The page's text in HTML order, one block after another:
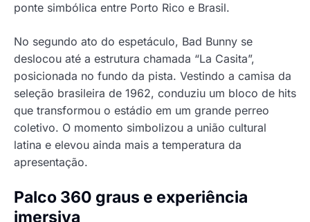
ponte simbólica entre Porto Rico e Brasil.
No segundo ato do espetáculo, Bad Bunny se
deslocou até a estrutura chamada “La Casita”,
posicionada no fundo da pista. Vestindo a camisa da
seleção brasileira de 1962, conduziu um bloco de hits
que transformou o estádio em um grande perreo
coletivo. O momento simbolizou a união cultural
latina e elevou ainda mais a temperatura da
apresentação.
Palco 360 graus e experiência
imersiva